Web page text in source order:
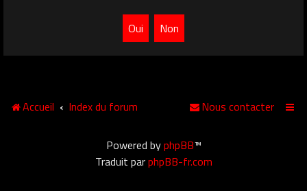
Accueil Index du forum Nous contacter
Powered byphpBB™
Traduit parphpBB-fr.com